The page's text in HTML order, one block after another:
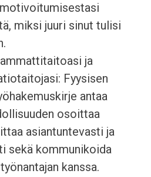
miksi juuri sinut tulisi
ja
Fyysisen
antaa
osoittaa
asiantuntevasti ja
sekä kommunikoida
kanssa.